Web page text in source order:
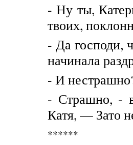
- Ну ты,
твоих,
- Да господи,
начинала
- И
- Страшно, -
Катя, — Зато
******